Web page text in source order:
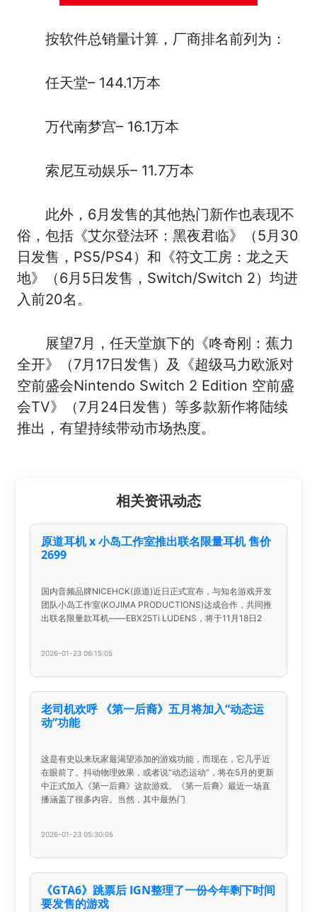
按软件总销量计算，厂商排名前列为：
任天堂– 144.1万本
万代南梦宫– 16.1万本
索尼互动娱乐– 11.7万本
此外，6月发售的其他热门新作也表现不
俗，包括《艾尔登法环：黑夜君临》（5月30
日发售，PS5/PS4）和《符文工房：龙之天
地》（6月5日发售，Switch/Switch 2）均进
入前20名。
展望7月，任天堂旗下的《咚奇刚：蕉力
全开》（7月17日发售）及《超级马力欧派对
空前盛会Nintendo Switch 2 Edition 空前盛
会TV》（7月24日发售）等多款新作将陆续
推出，有望持续带动市场热度。
相关资讯动态
原道耳机 x 小岛工作室推出联名限量耳机 售价
2699
国内音频品牌NICEHCK(原道)近日正式宣布，与知名游戏开发
团队小岛工作室(KOJIMA PRODUCTIONS)达成合作，共同推
出联名限量款耳机——EBX25Ti LUDENS，将于11月18日2
2026-01-23 06:15:05
老司机欢呼 《第一后裔》五月将加入“动态运
动”功能
这是有史以来玩家最渴望添加的游戏功能，而现在，它几乎近
在眼前了。抖动物理效果，或者说“动态运动”，将在5月的更新
中正式加入《第一后裔》这款游戏。《第一后裔》最近一场直
播涵盖了很多内容。当然，其中最热门
2026-01-23 05:30:05
《GTA6》跳票后 IGN整理了一份今年剩下时间
要发售的游戏